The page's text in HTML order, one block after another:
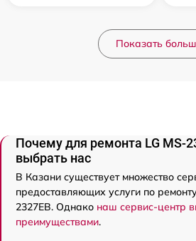
Показать
Почему для ремонта LG MS-
выбрать нас
В Казани существует множество
предоставляющих услуги по
2327EB. Однако наш сервис-центр
преимуществами.